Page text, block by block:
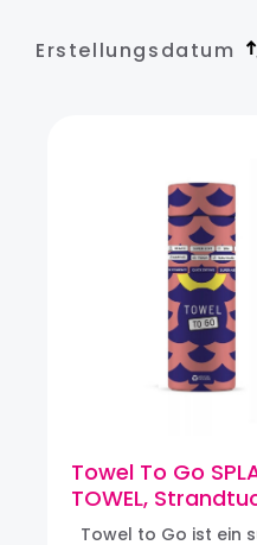
Erstellungsdatum
Towel To Go
TOWEL,
(lia/orange)
Towel to Go ist ein